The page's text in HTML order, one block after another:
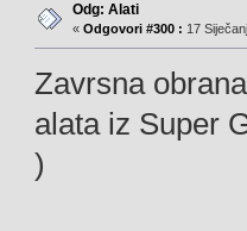
Odg: Alati
« Odgovori #300 : 17
Zavrsna
alata iz Super
)